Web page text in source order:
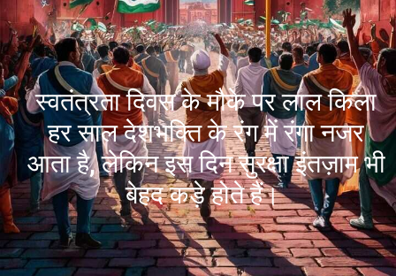
स्वतंत्रता दिवस के मौके पर लाल किला
हर साल देशभक्ति के रंग में रंगा नजर
आता है, लेकिन इस दिन सुरक्षा इंतज़ाम भी
बेहद कड़े होते हैं।